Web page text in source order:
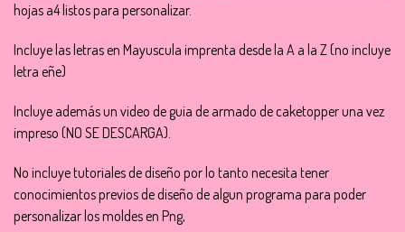
hojas a4 listos para personalizar.
Incluye las letras en Mayuscula imprenta desde la A a la Z (no incluye
letra eñe)
Incluye además un video de guia de armado de caketopper una vez
impreso (NO SE DESCARGA).
No incluye tutoriales de diseño por lo tanto necesita tener
conocimientos previos de diseño de algun programa para poder
personalizar los moldes en Png,